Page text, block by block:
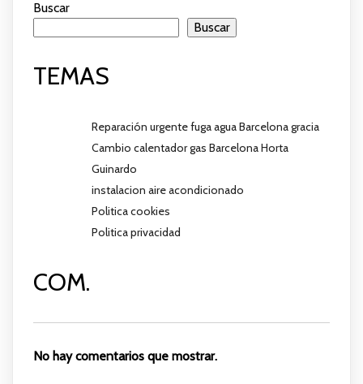
Buscar
Buscar
TEMAS
Reparación urgente fuga agua Barcelona gracia
Cambio calentador gas Barcelona Horta
Guinardo
instalacion aire acondicionado
Politica cookies
Politica privacidad
COM.
No hay comentarios que mostrar.